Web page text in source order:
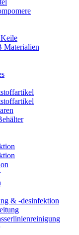
Materialien
& -desinfektion